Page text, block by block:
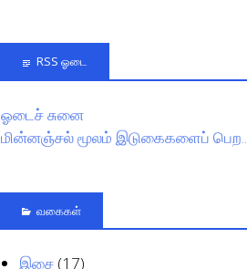
RSS ஓடை
ஓடைச் சுனை
மின்னஞ்சல் மூலம் இடுகைகளைப் பெற..
வகைகள்
இசை (17)